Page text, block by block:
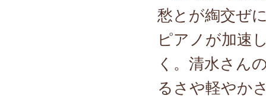
愁とが綯交ぜ
ピアノが加速
く。清水さん
るさや軽やか